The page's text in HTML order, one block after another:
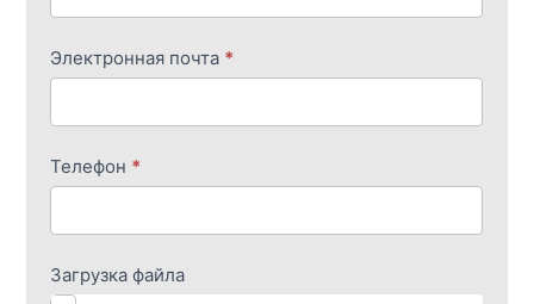
Электронная почта *
Телефон *
Загрузка файла